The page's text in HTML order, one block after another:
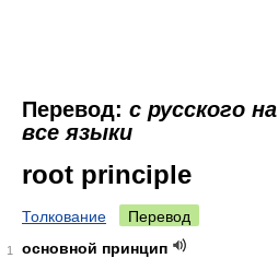
Перевод: с русского на
все языки
root principle
Толкование Перевод
1
основной принцип